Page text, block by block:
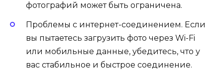
фотографий может быть ограничена.
Проблемы с интернет-соединением. Если
вы пытаетесь загрузить фото через Wi-Fi
или мобильные данные, убедитесь, что у
вас стабильное и быстрое соединение.